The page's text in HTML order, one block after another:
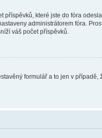
které jste do fóra
administrátorem fóra.
váš počet příspěvků.
formulář a to jen v